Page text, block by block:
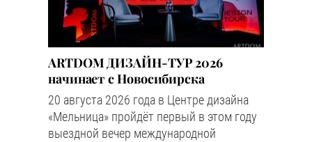
ARTDOM ДИЗАЙН-ТУР 2026
начинает с Новосибирска
20 августа 2026 года в Центре дизайна
«Мельница» пройдёт первый в этом году
выездной вечер международной